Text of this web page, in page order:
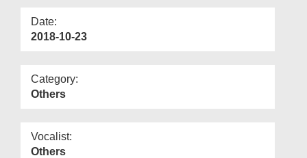
Date:
2018-10-23
Category:
Others
Vocalist:
Others